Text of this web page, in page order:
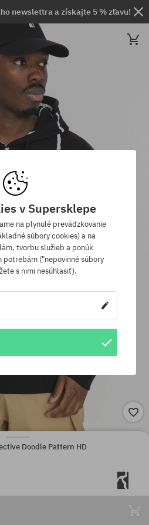
newslettra a získajte 5 % zľavu!
Doodle Pattern HD
v Supersklepe
na plynulé prevádzkovanie
súbory cookies) a na
tvorbu služieb a ponúk
potrebám ("nepovinné súbory
s nimi nesúhlasiť).